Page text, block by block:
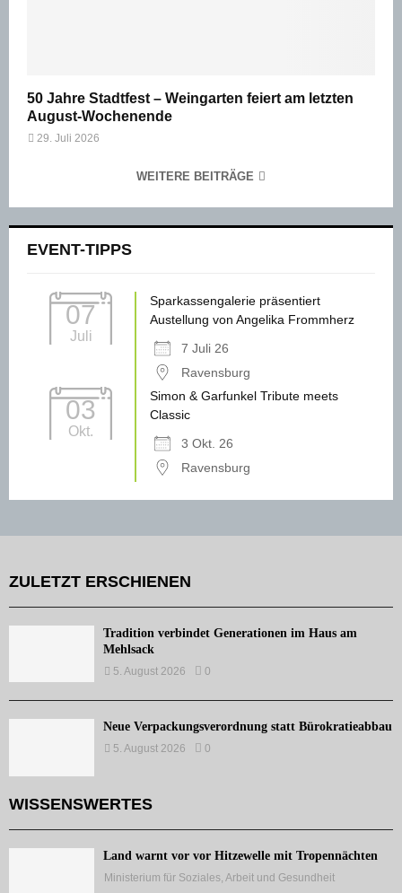
50 Jahre Stadtfest – Weingarten feiert am letzten
August-Wochenende
29. Juli 2026
WEITERE BEITRÄGE
EVENT-TIPPS
07
Juli
Sparkassengalerie präsentiert
Austellung von Angelika Frommherz
7 Juli 26
Ravensburg
03
Okt.
Simon & Garfunkel Tribute meets
Classic
3 Okt. 26
Ravensburg
ZULETZT ERSCHIENEN
Tradition verbindet Generationen im Haus am
Mehlsack
5. August 2026 0
Neue Verpackungsverordnung statt Bürokratieabbau
5. August 2026 0
WISSENSWERTES
Land warnt vor vor Hitzewelle mit Tropennächten
Ministerium für Soziales, Arbeit und Gesundheit